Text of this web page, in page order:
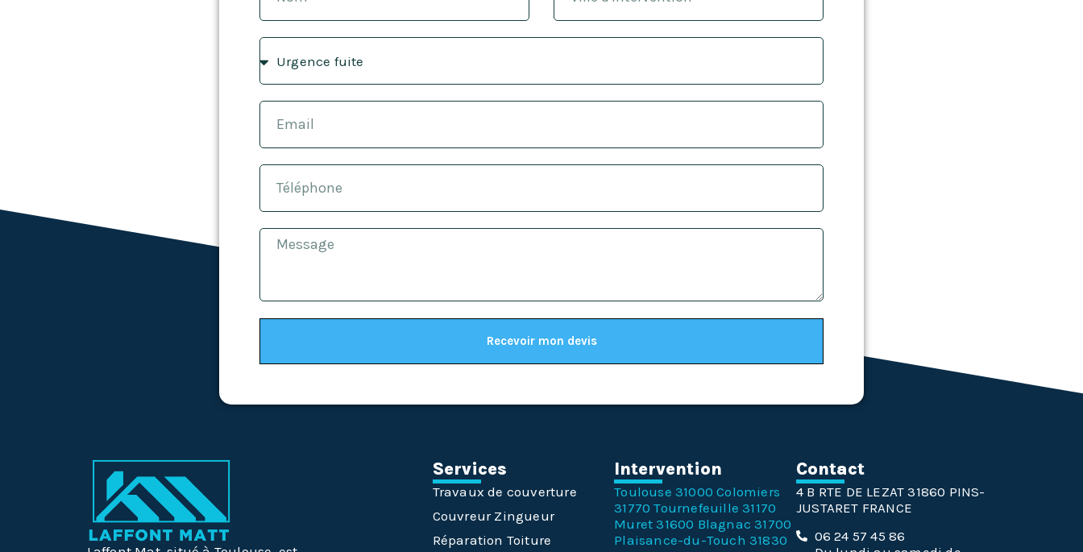
Recevoir mon devis
Services
Travaux de couverture
Couvreur Zingueur
Réparation Toiture
Intervention
Toulouse 31000 Colomiers
31770 Tournefeuille 31170
Muret 31600 Blagnac 31700
Plaisance-du-Touch 31830
Contact
4 B RTE DE LEZAT 31860 PINS-
JUSTARET FRANCE
06 24 57 45 86